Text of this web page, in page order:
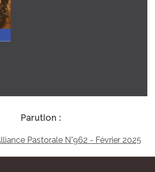
Parution :
Pastorale N°962 - Février 2025